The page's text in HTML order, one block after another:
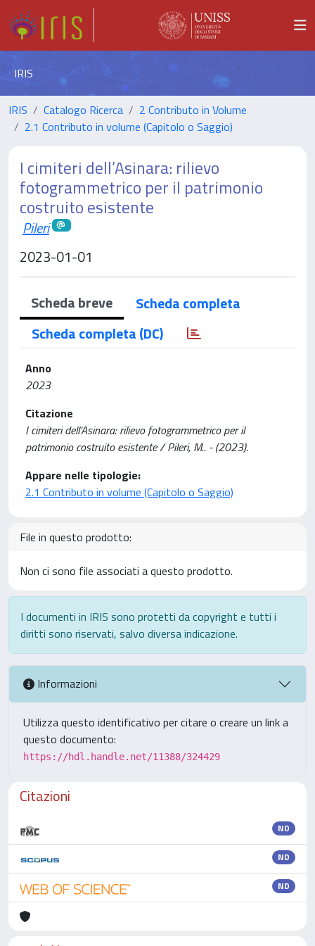
IRIS
IRIS Catalogo Ricerca
2 Contributo in Volume
2.1 Contributo in volume (Capitolo o Saggio)
I cimiteri dell’Asinara: rilievo
fotogrammetrico per il patrimonio
costruito esistente
Pileri
2023-01-01
Scheda breve
Scheda completa
Scheda completa (DC)
Anno
2023
Citazione
I cimiteri dell’Asinara: rilievo fotogrammetrico per il
patrimonio costruito esistente / Pileri, M.. - (2023).
Appare nelle tipologie:
2.1 Contributo in volume (Capitolo o Saggio)
File in questo prodotto:
Non ci sono file associati a questo prodotto.
I documenti in IRIS sono protetti da copyright e tutti i
diritti sono riservati, salvo diversa indicazione.
Informazioni
Utilizza questo identificativo per citare o creare un link a
questo documento:
https://hdl.handle.net/11388/324429
Citazioni
ND
ND
ND